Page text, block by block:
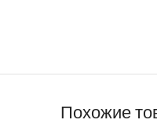
Похожие